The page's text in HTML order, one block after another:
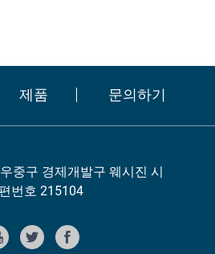
제품 문의하기
중구 경제개발구 웨시진 시
번호 215104